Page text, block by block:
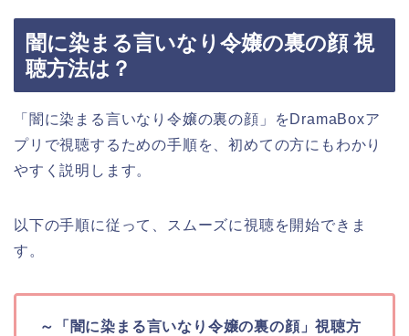
闇に染まる言いなり令嬢の裏の顔 視
聴方法は？
「闇に染まる言いなり令嬢の裏の顔」をDramaBoxア
プリで視聴するための手順を、初めての方にもわかり
やすく説明します。
以下の手順に従って、スムーズに視聴を開始できま
す。
～「闇に染まる言いなり令嬢の裏の顔」視聴方